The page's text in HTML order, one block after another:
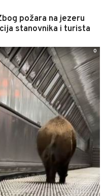
požara na jezeru
stanovnika i turista
0